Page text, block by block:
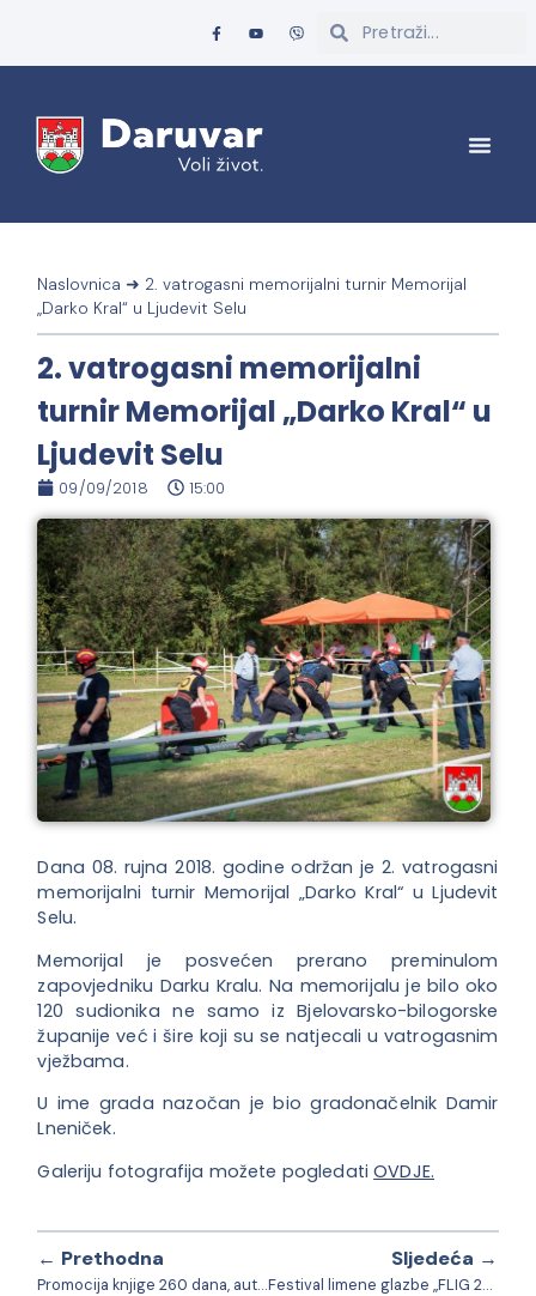
Naslovnica ➜ 2. vatrogasni memorijalni turnir Memorijal
„Darko Kral“ u Ljudevit Selu
2. vatrogasni memorijalni
turnir Memorijal „Darko Kral“ u
Ljudevit Selu
09/09/2018 15:00
Dana 08. rujna 2018. godine održan je 2. vatrogasni
memorijalni turnir Memorijal „Darko Kral“ u Ljudevit
Selu.
Memorijal je posvećen prerano preminulom
zapovjedniku Darku Kralu. Na memorijalu je bilo oko
120 sudionika ne samo iz Bjelovarsko-bilogorske
županije već i šire koji su se natjecali u vatrogasnim
vježbama.
U ime grada nazočan je bio gradonačelnik Damir
Lneniček.
Galeriju fotografija možete pogledatiOVDJE.
← Prethodna
Promocija knjige 260 dana, autora Marjana Gubine
Sljedeća →
Festival limene glazbe „FLIG 2018.“